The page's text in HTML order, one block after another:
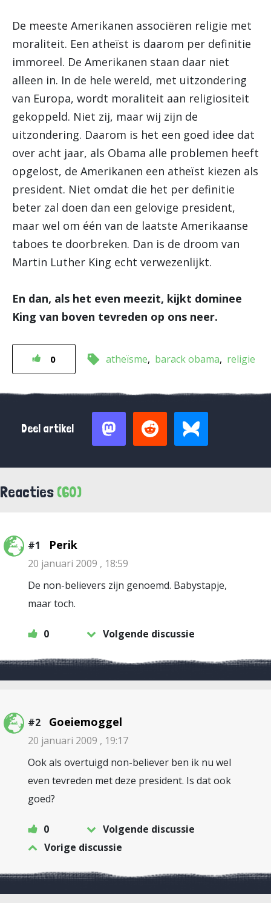
De meeste Amerikanen associëren religie met
moraliteit. Een atheïst is daarom per definitie
immoreel. De Amerikanen staan daar niet
alleen in. In de hele wereld, met uitzondering
van Europa, wordt moraliteit aan religiositeit
gekoppeld. Niet zij, maar wij zijn de
uitzondering. Daarom is het een goed idee dat
over acht jaar, als Obama alle problemen heeft
opgelost, de Amerikanen een atheïst kiezen als
president. Niet omdat die het per definitie
beter zal doen dan een gelovige president,
maar wel om één van de laatste Amerikaanse
taboes te doorbreken. Dan is de droom van
Martin Luther King echt verwezenlijkt.
En dan, als het even meezit, kijkt dominee
King van boven tevreden op ons neer.
0 atheïsme barack obama religie
Deel artikel
Reacties (60)
#1 Perik
20 januari 2009 , 18:59
De non-believers zijn genoemd. Babystapje,
maar toch.
0 Volgende discussie
#2 Goeiemoggel
20 januari 2009 , 19:17
Ook als overtuigd non-believer ben ik nu wel
even tevreden met deze president. Is dat ook
goed?
0
Volgende discussie
Vorige discussie